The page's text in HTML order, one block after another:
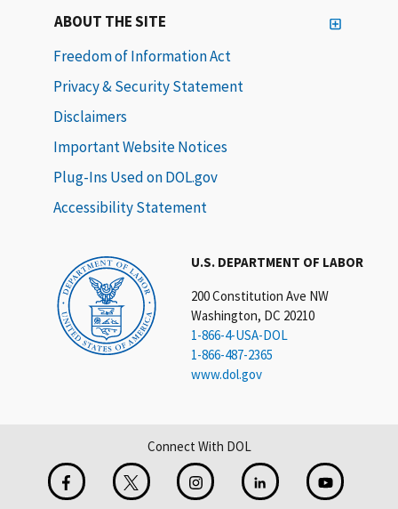
U.S. DEPARTMENT OF LABOR
200 Constitution Ave NW
Washington, DC 20210
1-866-4-USA-DOL
1-866-487-2365
www.dol.gov
ABOUT THE SITE
Freedom of Information Act
Privacy & Security Statement
Disclaimers
Important Website Notices
Plug-Ins Used on DOL.gov
Accessibility Statement
Connect With DOL